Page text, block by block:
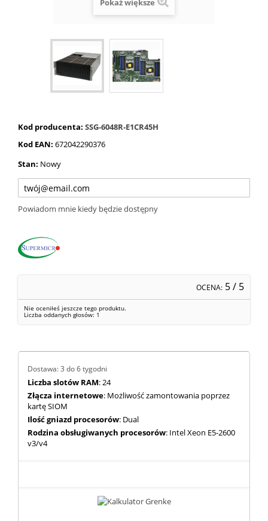
Pokaż większe
Kod producenta: SSG-6048R-E1CR45H
Kod EAN: 672042290376
Stan: Nowy
Powiadom mnie kiedy będzie dostępny
OCENA: 5/ 5
Nie oceniłeś jeszcze tego produktu.
Liczba oddanych głosów: 1
Dostawa: 3 do 6 tygodni
Liczba slotów RAM: 24
Złącza internetowe: Możliwość zamontowania poprzez
kartę SIOM
Ilość gniazd procesorów: Dual
Rodzina obsługiwanych procesorów: Intel Xeon E5-2600
v3/v4